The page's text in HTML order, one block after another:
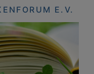
E.V.